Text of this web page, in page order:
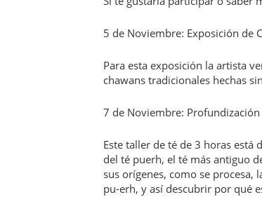
5 de Noviembre: Exposición de
Para esta exposición la artista
chawans tradicionales hechas
7 de Noviembre:
Este taller de té de 3 horas
del té puerh, el té más antiguo
sus orígenes, como se procesa,
pu-erh, y así descubrir por qué